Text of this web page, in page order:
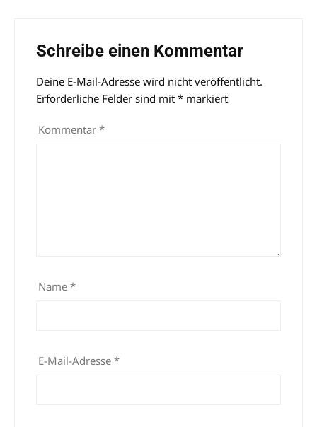
Schreibe einen Kommentar
Deine E-Mail-Adresse wird nicht veröffentlicht.
Erforderliche Felder sind mit * markiert
Kommentar *
Name *
E-Mail-Adresse *
Alternative: